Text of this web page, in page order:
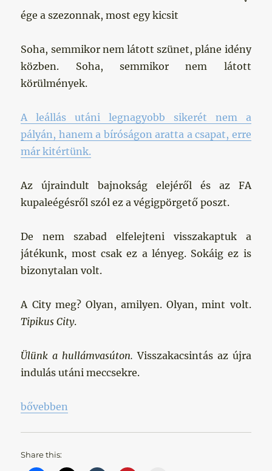
ége a szezonnak, most egy kicsit
Soha, semmikor nem látott szünet, pláne idény
közben. Soha, semmikor nem látott
körülmények.
A leállás utáni legnagyobb sikerét nem a
pályán, hanem a bíróságon aratta a csapat, erre
már kitértünk.
Az újraindult bajnokság elejéről és az FA
kupaleégésről szól ez a végigpörgető poszt.
De nem szabad elfelejteni visszakaptuk a
játékunk, most csak ez a lényeg. Sokáig ez is
bizonytalan volt.
A City meg? Olyan, amilyen. Olyan, mint volt.
Tipikus City.
Ülünk a hullámvasúton.Visszakacsintás az újra
indulás utáni meccsekre.
„Ülünk a hullámvasúton”
bővebben
Share this: